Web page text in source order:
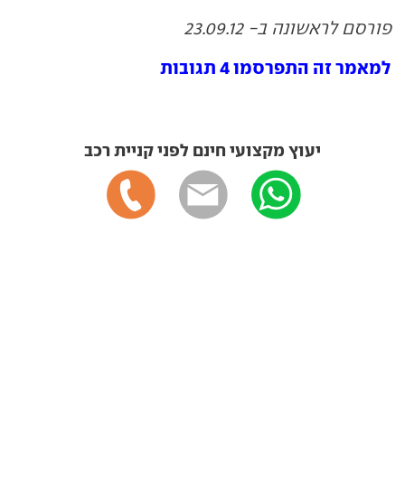
פורסם לראשונה ב- 23.09.12
למאמר זה התפרסמו 4 תגובות
יעוץ מקצועי חינם לפני קניית רכב